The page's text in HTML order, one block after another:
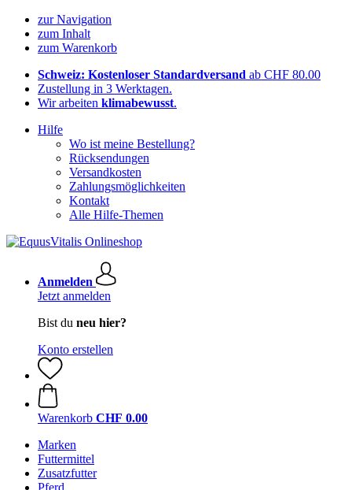
zur Navigation
zum Inhalt
zum Warenkorb
Schweiz: Kostenloser Standardversand ab CHF 80.00
Zustellung in 3 Werktagen.
Wir arbeiten klimabewusst.
Hilfe
Wo ist meine Bestellung?
Rücksendungen
Versandkosten
Zahlungsmöglichkeiten
Kontakt
Alle Hilfe-Themen
Anmelden
Jetzt anmelden
Bist du neu hier?
Konto erstellen
Warenkorb CHF 0.00
Marken
Futtermittel
Zusatzfutter
Pferd